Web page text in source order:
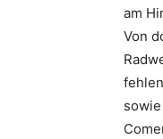
am
Von